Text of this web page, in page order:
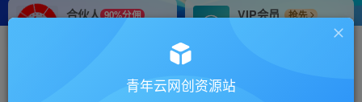
合伙人 90%分佣
VIP会员
抢先
搭建同款网站，自己当老板
青年云网创资源站